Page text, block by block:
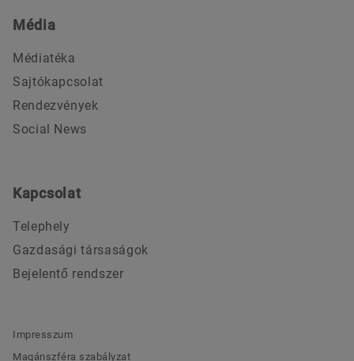
Média
Médiatéka
Sajtókapcsolat
Rendezvények
Social News
Kapcsolat
Telephely
Gazdasági társaságok
Bejelentő rendszer
Impresszum
Magánszféra szabályzat